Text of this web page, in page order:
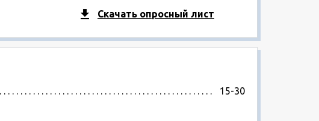
Скачать опросный лист
15-30